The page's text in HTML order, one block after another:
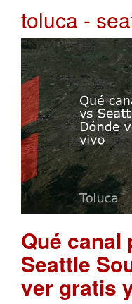
toluca -
Qué canal
Seattle
ver gratis